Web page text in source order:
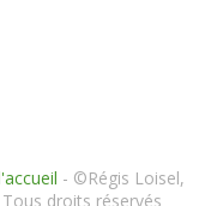
- ©Régis Loisel,
droits réservés